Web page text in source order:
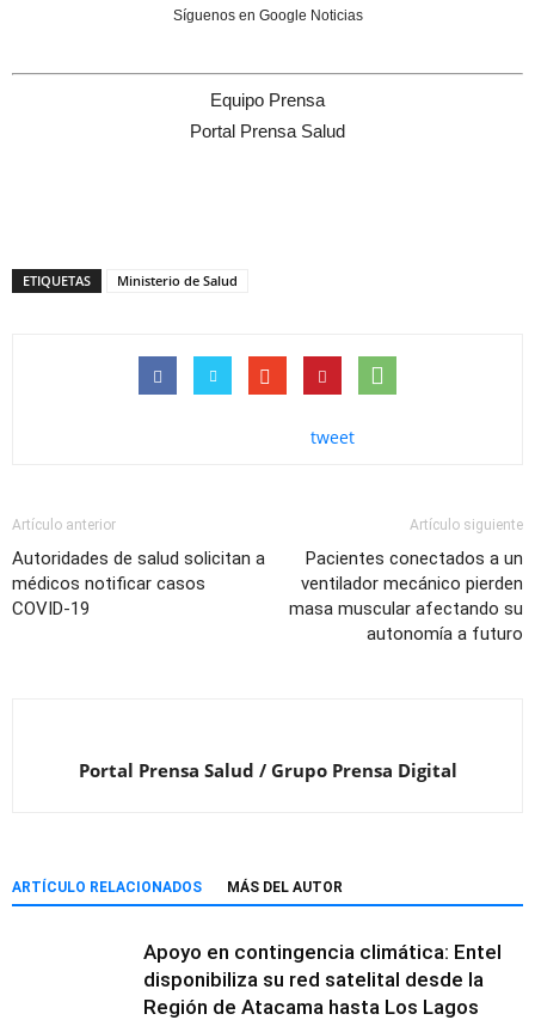
Síguenos en Google Noticias
Equipo Prensa
Portal Prensa Salud
ETIQUETAS Ministerio de Salud
tweet
Artículo anterior
Autoridades de salud solicitan a
médicos notificar casos
COVID-19
Artículo siguiente
Pacientes conectados a un
ventilador mecánico pierden
masa muscular afectando su
autonomía a futuro
Portal Prensa Salud / Grupo Prensa Digital
ARTÍCULO RELACIONADOS MÁS DEL AUTOR
Apoyo en contingencia climática: Entel
disponibiliza su red satelital desde la
Región de Atacama hasta Los Lagos